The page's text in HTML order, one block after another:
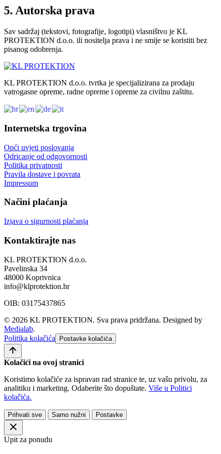
5. Autorska prava
Sav sadržaj (tekstovi, fotografije, logotipi) vlasništvo je KL
PROTEKTION d.o.o. ili nositelja prava i ne smije se koristiti bez
pisanog odobrenja.
KL PROTEKTION d.o.o. tvrtka je specijalizirana za prodaju
vatrogasne opreme, radne opreme i opreme za civilnu zaštitu.
Internetska trgovina
Opći uvjeti poslovanja
Odricanje od odgovornosti
Politika privatnosti
Pravila dostave i povrata
Impressum
Načini plaćanja
Izjava o sigurnosti plaćanja
Kontaktirajte nas
KL PROTEKTION d.o.o.
Pavelinska 34
48000 Koprivnica
info@klprotektion.hr
OIB: 03175437865
© 2026 KL PROTEKTION. Sva prava pridržana. Designed by
Medialab.
Politika kolačića
Postavke kolačića
Kolačići na ovoj stranici
Koristimo kolačiće za ispravan rad stranice te, uz vašu privolu, za
analitiku i marketing. Odaberite što dopuštate. Više u Politici
kolačića.
Prihvati sve Samo nužni Postavke
Upit za ponudu